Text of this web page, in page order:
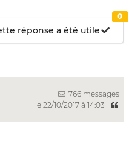
réponse a été utile
0
766 messages
le 22/10/2017 à 14:03